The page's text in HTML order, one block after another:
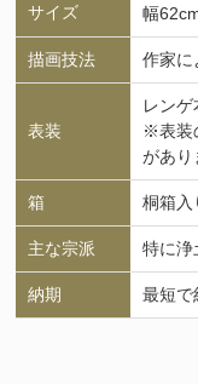
サイズ 幅
描画技法 作家に
表装
レンゲ
※表装
があり
箱 桐箱入
主な宗派 特に浄
納期 最短で